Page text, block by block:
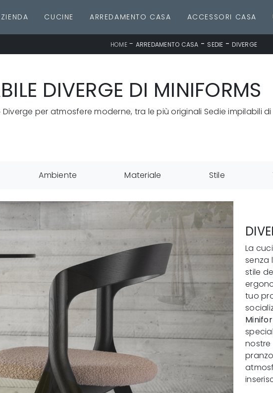
CUCINE ARREDAMENTO CASA ACCESSORI CASA
HOME- ARREDAMENTO CASA - SEDIE -DIVERGE
DIVERGE DI MINIFORMS
per atmosfere moderne, tra le più originali Sedie impilabili di
Ambiente Materiale Stile
La
senza
stile
tuo
nostre